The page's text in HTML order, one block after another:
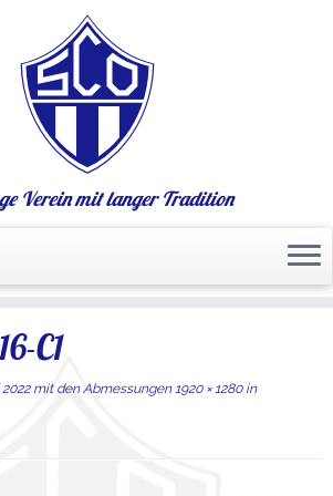
Verein mit langer Tradition
C1
mit den Abmessungen1920 × 1280in